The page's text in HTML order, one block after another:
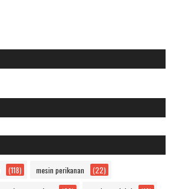
(118) mesin perikanan (22)